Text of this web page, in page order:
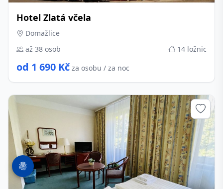
Hotel Zlatá včela
Domažlice
až 38 osob
14 ložnic
od 1 690 Kč za osobu / za noc